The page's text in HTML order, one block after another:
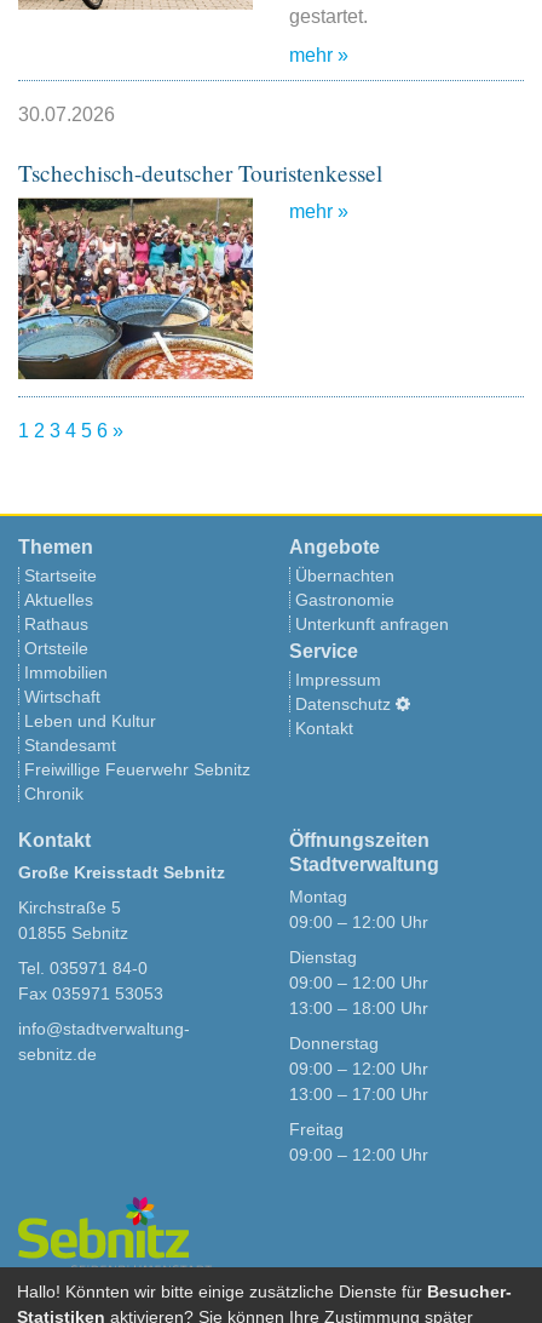
gestartet.
mehr »
30.07.2026
Tschechisch-deutscher Touristenkessel
mehr »
1 2 3 4 5 6 »
Themen
Startseite
Aktuelles
Rathaus
Ortsteile
Immobilien
Wirtschaft
Leben und Kultur
Standesamt
Freiwillige Feuerwehr Sebnitz
Chronik
Angebote
Übernachten
Gastronomie
Unterkunft anfragen
Service
Impressum
Datenschutz
Kontakt
Kontakt
Große Kreisstadt Sebnitz
Kirchstraße 5
01855 Sebnitz
Tel. 035971 84-0
Fax 035971 53053
info@stadtverwaltung-
sebnitz.de
Öffnungszeiten
Stadtverwaltung
Montag
09:00 – 12:00 Uhr
Dienstag
09:00 – 12:00 Uhr
13:00 – 18:00 Uhr
Donnerstag
09:00 – 12:00 Uhr
13:00 – 17:00 Uhr
Freitag
09:00 – 12:00 Uhr
Hallo! Könnten wir bitte einige zusätzliche Dienste für Besucher-
Statistiken aktivieren? Sie können Ihre Zustimmung später